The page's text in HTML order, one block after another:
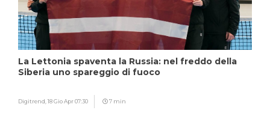
La Lettonia spaventa la Russia: nel freddo della
Siberia uno spareggio di fuoco
Digitrend,18 Gio Apr 07:30 7 min